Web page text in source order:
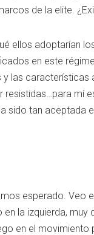
de la elite.
ellos adoptarían
en este
las
resistidas…para mí
sido tan aceptada
esperado. Veo
la izquierda,
en el